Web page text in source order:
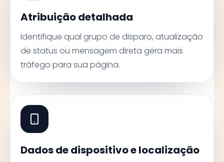
Atribuição detalhada
Identifique qual grupo de disparo, atualização
de status ou mensagem direta gera mais
tráfego para sua página.
Dados de dispositivo e localização